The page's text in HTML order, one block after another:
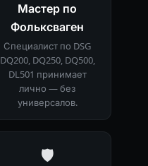
Мастер по
Фольксваген
Специалист по DSG
DQ200, DQ250, DQ500,
DL501 принимает
лично — без
универсалов.
🛡